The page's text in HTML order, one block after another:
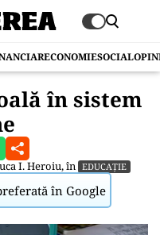
ECONOMIESOCIAL
în sistem
I. Heroiu, în EDUCAȚIE
în Google